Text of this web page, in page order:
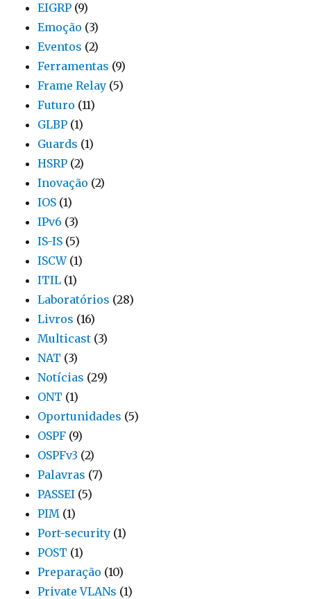
EIGRP (9)
Emoção (3)
Eventos (2)
Ferramentas (9)
Frame Relay (5)
Futuro (11)
GLBP (1)
Guards (1)
HSRP (2)
Inovação (2)
IOS (1)
IPv6 (3)
IS-IS (5)
ISCW(1)
ITIL (1)
Laboratórios (28)
Livros (16)
Multicast (3)
NAT (3)
Notícias (29)
ONT (1)
Oportunidades (5)
OSPF (9)
OSPFv3 (2)
Palavras (7)
PASSEI (5)
PIM (1)
Port-security (1)
POST (1)
Preparação (10)
Private VLANs (1)